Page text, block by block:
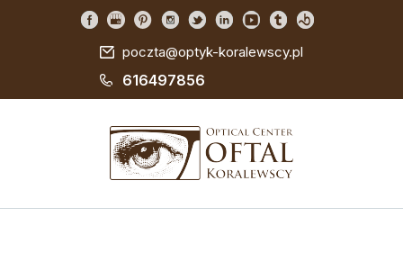
poczta@optyk-koralewscy.pl
616497856